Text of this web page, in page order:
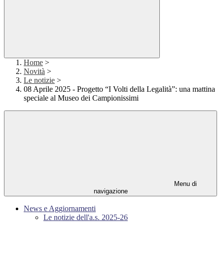
Home >
Novità >
Le notizie >
08 Aprile 2025 - Progetto “I Volti della Legalità”: una mattina
speciale al Museo dei Campionissimi
Menu di
navigazione
News e Aggiornamenti
Le notizie dell'a.s. 2025-26